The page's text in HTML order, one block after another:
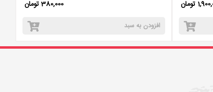
تومان
380,000 تومان
افزودن به سبد